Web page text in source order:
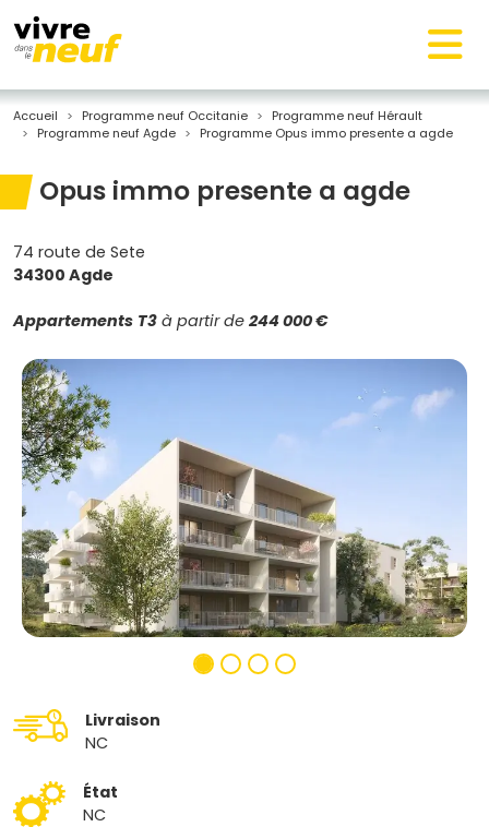
Accueil Programme neuf Occitanie
Programme neuf Hérault
Programme neuf Agde
Programme Opus immo presente a agde
Opus immo presente a agde
74 route de Sete
34300 Agde
Appartements T3 à partir de 244 000 €
Livraison
NC
État
NC